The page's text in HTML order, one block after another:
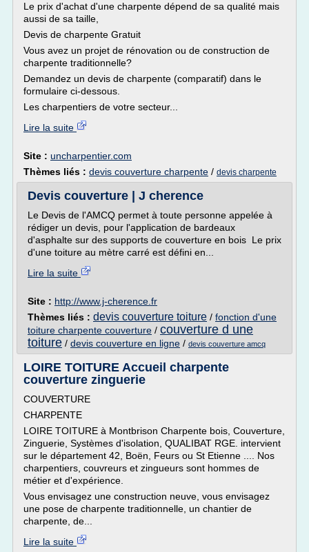
Le prix d'achat d'une charpente dépend de sa qualité mais
aussi de sa taille,
Devis de charpente Gratuit
Vous avez un projet de rénovation ou de construction de
charpente traditionnelle?
Demandez un devis de charpente (comparatif) dans le
formulaire ci-dessous.
Les charpentiers de votre secteur...
Lire la suite
Site : uncharpentier.com
Thèmes liés : devis couverture charpente / devis charpente
Devis couverture | J cherence
Le Devis de l'AMCQ permet à toute personne appelée à
rédiger un devis, pour l'application de bardeaux
d'asphalte sur des supports de couverture en bois Le prix
d'une toiture au mètre carré est défini en...
Lire la suite
Site : http://www.j-cherence.fr
Thèmes liés : devis couverture toiture / fonction d'une
toiture charpente couverture / couverture d une
toiture / devis couverture en ligne / devis couverture amcq
LOIRE TOITURE Accueil charpente
couverture zinguerie
COUVERTURE
CHARPENTE
LOIRE TOITURE à Montbrison Charpente bois, Couverture,
Zinguerie, Systèmes d'isolation, QUALIBAT RGE. intervient
sur le département 42, Boën, Feurs ou St Etienne .... Nos
charpentiers, couvreurs et zingueurs sont hommes de
métier et d'expérience.
Vous envisagez une construction neuve, vous envisagez
une pose de charpente traditionnelle, un chantier de
charpente, de...
Lire la suite